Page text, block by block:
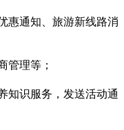
惠通知、旅游新线路消
管理等；
知识服务，发送活动通